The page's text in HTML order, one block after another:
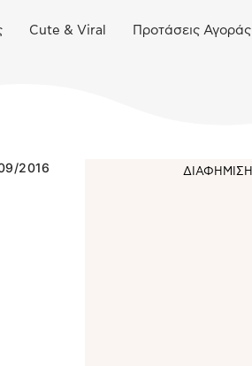
Cute & Viral Προτάσεις Αγοράς
2016